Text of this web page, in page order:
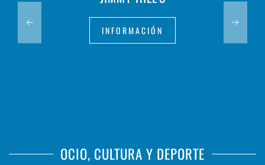
INFORMACIÓN
OCIO, CULTURA Y DEPORTE